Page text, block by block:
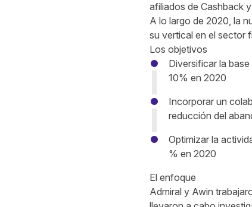
afiliados de Cashback
A lo largo de 2020, la
su vertical en el sector
Los objetivos
Diversificar la
10% en 2020
Incorporar un
reducción del
Optimizar la
% en 2020
El enfoque
Admiral y Awin